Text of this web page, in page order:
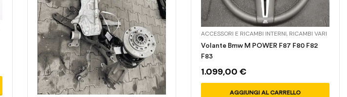
ACCESSORI E RICAMBI INTERNI, RICAMBI VARI
Volante Bmw M POWER F87 F80 F82
F83
1.099,00 €
AGGIUNGI AL CARRELLO